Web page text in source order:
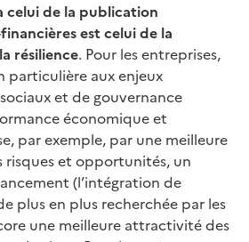
celui de la publication
est celui de la
résilience. Pour les entreprises,
aux enjeux
et de gouvernance
économique et
par exemple, par une meilleure
risques et opportunités, un
(l’intégration de
plus en plus recherchée par les
une meilleure attractivité des